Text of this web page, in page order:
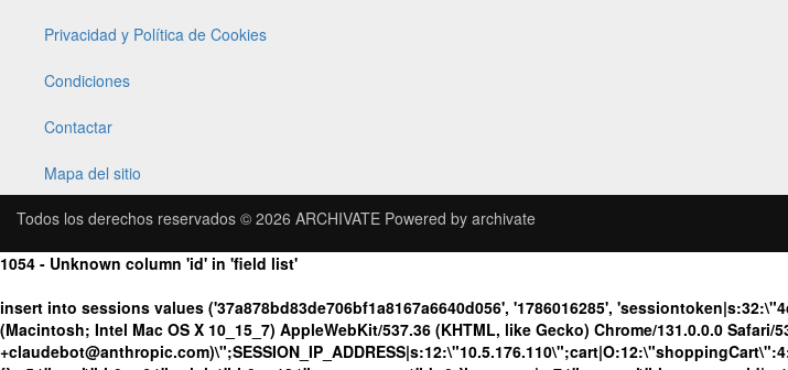
Privacidad y Política de Cookies
Condiciones
Contactar
Mapa del sitio
Todos los derechos reservados © 2026 ARCHIVATE Powered by archivate
1054 - Unknown column 'id' in 'field list'
insert into sessions values ('37a878bd83de706bf1a8167a6640d056', '1786016285',
(Macintosh; Intel Mac OS X 10_15_7) AppleWebKit/537.36 (KHTML, like Gecko) Chrome/131.0.0.0 Safari/